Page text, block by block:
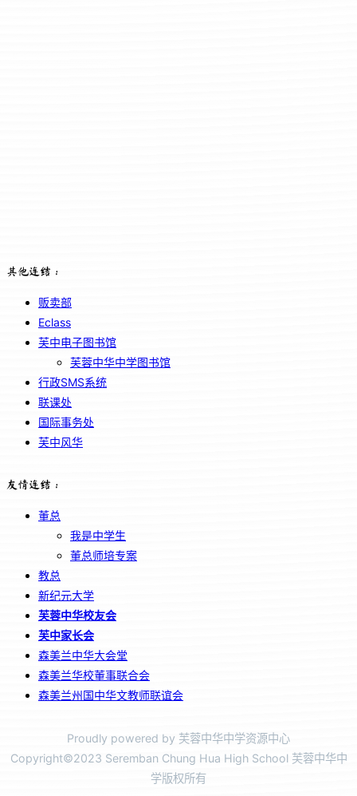
其他连结：
贩卖部
Eclass
芙中电子图书馆
芙蓉中华中学图书馆
行政SMS系统
联课处
国际事务处
芙中风华
友情连结：
董总
我是中学生
董总师培专案
教总
新纪元大学
芙蓉中华校友会
芙中家长会
森美兰中华大会堂
森美兰华校董事联合会
森美兰州国中华文教师联谊会
Proudly powered by 芙蓉中华中学资源中心
Copyright©2023 Seremban Chung Hua High School 芙蓉中华中
学版权所有